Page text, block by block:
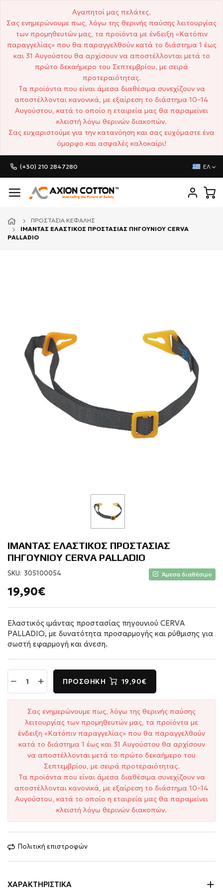
Αγαπητοί μας πελάτες,
Σας ενημερώνουμε πως, λόγω της θερινής παύσης λειτουργίας
των προμηθευτών μας, τα προϊόντα με ένδειξη «Κατόπιν
παραγγελίας» που θα παραγγελθούν κατά το διάστημα 1 έως
και 31 Αυγούστου θα αρχίσουν να αποστέλλονται μετά το
πρώτο δεκαήμερο του Σεπτεμβρίου, με σειρά
προτεραιότητας.
Τα προϊόντα που είναι άμεσα διαθέσιμα συνεχίζουν να
αποστέλλονται κανονικά, με εξαίρεση το διάστημα 10–14
Αυγούστου, κατά το οποίο η εταιρεία μας θα παραμείνει
κλειστή λόγω θερινών διακοπών.
Σας ευχαριστούμε για την κατανόηση και σας ευχόμαστε ένα
όμορφο και ασφαλές καλοκαίρι!
(+30) 210 2847280 ΕΛ
ΠΡΟΣΤΑΣΊΑ ΚΕΦΑΛΉΣ
ΙΜΑΝΤΑΣ ΕΛΑΣΤΙΚΟΣ ΠΡΟΣΤΑΣΙΑΣ ΠΗΓΟΥΝΙΟΥ CERVA
PALLADIO
ΙΜΑΝΤΑΣ ΕΛΑΣΤΙΚΟΣ ΠΡΟΣΤΑΣΙΑΣ
ΠΗΓΟΥΝΙΟΥ CERVA PALLADIO
SKU: 305100054 Άμεσα διαθέσιμο
19,90€
Ελαστικός ιμάντας προστασίας πηγουνιού CERVA
PALLADIO, με δυνατότητα προσαρμογής και ρύθμισης για
σωστή εφαρμογή και άνεση.
ΠΡΟΣΘΉΚΗ 19,90€
Σας ενημερώνουμε πως, λόγω της θερινής παύσης
λειτουργίας των προμηθευτών μας, τα προϊόντα με
ένδειξη «Κατόπιν παραγγελίας» που θα παραγγελθούν
κατά το διάστημα 1 έως και 31 Αυγούστου θα αρχίσουν
να αποστέλλονται μετά το πρώτο δεκαήμερο του
Σεπτεμβρίου, με σειρά προτεραιότητας.
Τα προϊόντα που είναι άμεσα διαθέσιμα συνεχίζουν να
αποστέλλονται κανονικά, με εξαίρεση το διάστημα 10–14
Αυγούστου, κατά το οποίο η εταιρεία μας θα παραμείνει
κλειστή λόγω θερινών διακοπών.
Πολιτική επιστροφών
ΧΑΡΑΚΤΗΡΙΣΤΙΚΆ